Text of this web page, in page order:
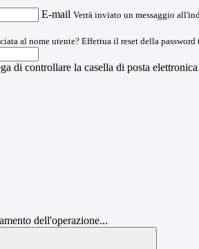
E-mail Verrà inviato un messaggio
al nome utente? Effettua il reset della password
di controllare la casella di posta
dell'operazione...